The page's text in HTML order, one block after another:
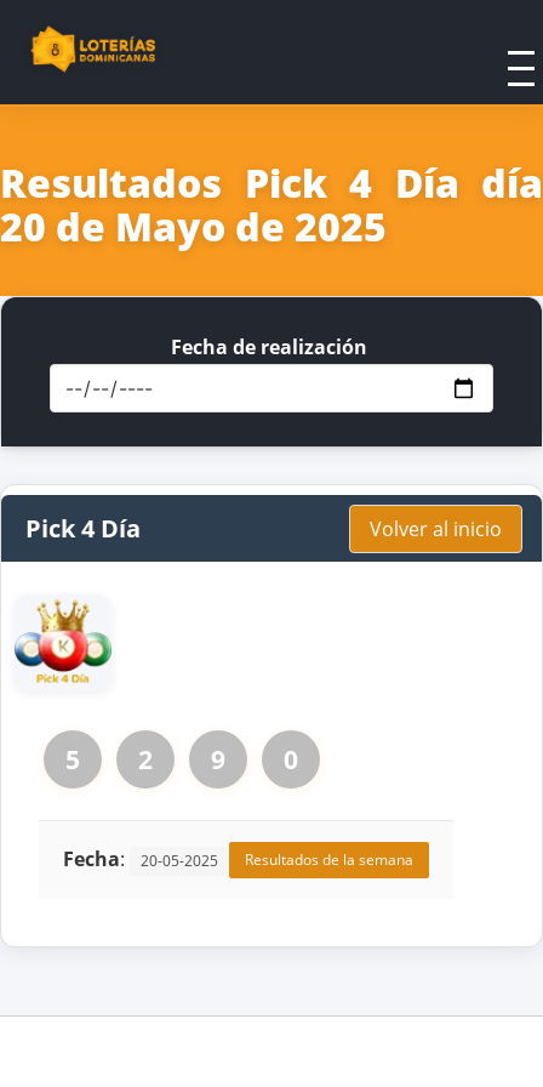
Resultados Pick 4 Día día
20 de Mayo de 2025
Fecha de realización
Pick 4 Día Volver al inicio
5 2 9 0
Fecha: 20-05-2025 Resultados de la semana